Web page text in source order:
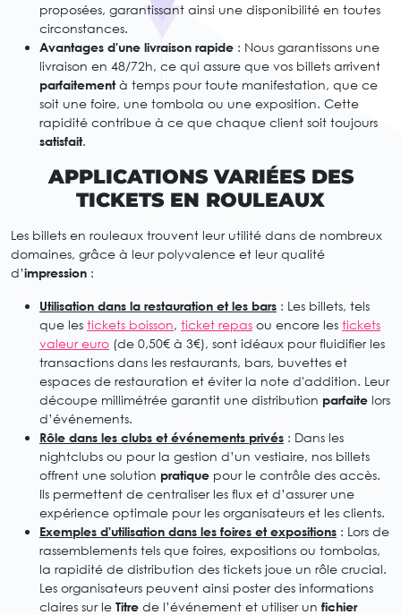
proposées, garantissant ainsi une disponibilité en toutes
circonstances.
Avantages d'une livraison rapide : Nous garantissons une
livraison en 48/72h, ce qui assure que vos billets arrivent
parfaitementà temps pour toute manifestation, que ce
soit une foire, une tombola ou une exposition. Cette
rapidité contribue à ce que chaque client soit toujours
satisfait.
APPLICATIONS VARIÉES DES
TICKETS EN ROULEAUX
Les billets en rouleaux trouvent leur utilité dans de nombreux
domaines, grâce à leur polyvalence et leur qualité
d’impression :
Utilisation dans la restauration et les bars : Les billets, tels
que les tickets boisson, ticket repas ou encore les tickets
valeur euro (de 0,50€ à 3€), sont idéaux pour fluidifier les
transactions dans les restaurants, bars, buvettes et
espaces de restauration et éviter la note d'addition. Leur
découpe millimétrée garantit une distribution parfaite lors
d’événements.
Rôle dans les clubs et événements privés : Dans les
nightclubs ou pour la gestion d’un vestiaire, nos billets
offrent une solution pratique pour le contrôle des accès.
Ils permettent de centraliser les flux et d’assurer une
expérience optimale pour les organisateurs et les clients.
Exemples d'utilisation dans les foires et expositions : Lors de
rassemblements tels que foires, expositions ou tombolas,
la rapidité de distribution des tickets joue un rôle crucial.
Les organisateurs peuvent ainsi poster des informations
claires sur le Titre de l’événement et utiliser un fichier